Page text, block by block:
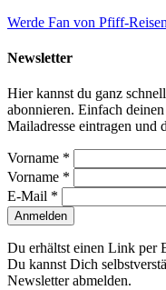
Werde Fan von Pfiff-
Newsletter
Hier kannst du ganz
abonnieren. Einfach
Mailadresse eintragen und
Vorname *
Vorname *
E-Mail *
Anmelden
Du erhältst einen Link per
Du kannst Dich
Newsletter abmelden.